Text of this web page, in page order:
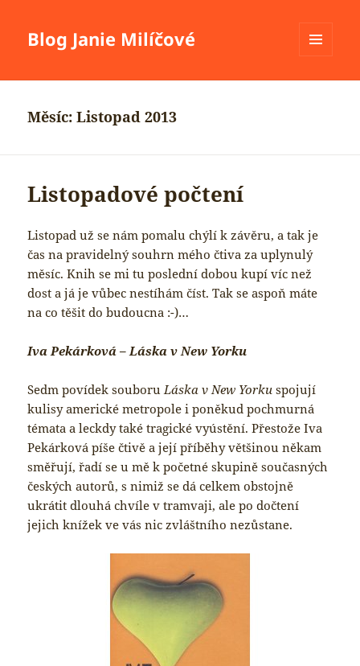
Blog Janie Milíčové
Měsíc:Listopad 2013
Listopadové počtení
Listopad už se nám pomalu chýlí k závěru, a tak je
čas na pravidelný souhrn mého čtiva za uplynulý
měsíc. Knih se mi tu poslední dobou kupí víc než
dost a já je vůbec nestíhám číst. Tak se aspoň máte
na co těšit do budoucna :-)…
Iva Pekárková – Láska v New Yorku
Sedm povídek souboruLáska v New Yorku spojují
kulisy americké metropole i poněkud pochmurná
témata a leckdy také tragické vyústění. Přestože Iva
Pekárková píše čtivě a její příběhy většinou někam
směřují, řadí se u mě k početné skupině současných
českých autorů, s nimiž se dá celkem obstojně
ukrátit dlouhá chvíle v tramvaji, ale po dočtení
jejich knížek ve vás nic zvláštního nezůstane.